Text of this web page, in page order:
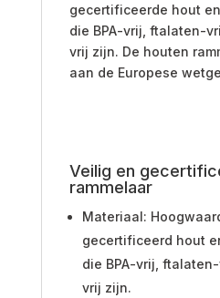
gecertificeerde hout
die BPA-vrij, ftalaten-
vrij zijn. De houten
aan de Europese
Veilig en
rammelaar
Materiaal:
gecertificeerd hout
die BPA-vrij,
vrij zijn.